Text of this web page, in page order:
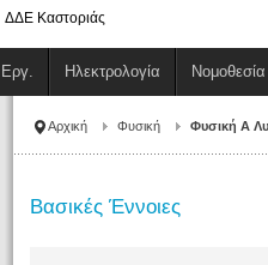
ΔΔΕ Καστοριάς
Εργ. Ηλεκτρολογία Νομοθεσία
Αρχική Φυσική Φυσική Α
Βασικές Έννοιες